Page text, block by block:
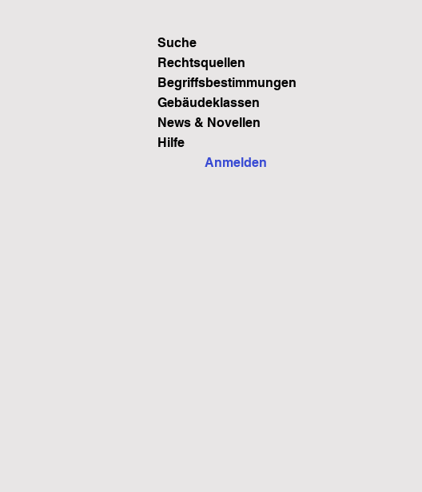
Anmelden
Suche
Rechtsquellen
Begriffsbestimmungen
Gebäudeklassen
News & Novellen
Hilfe